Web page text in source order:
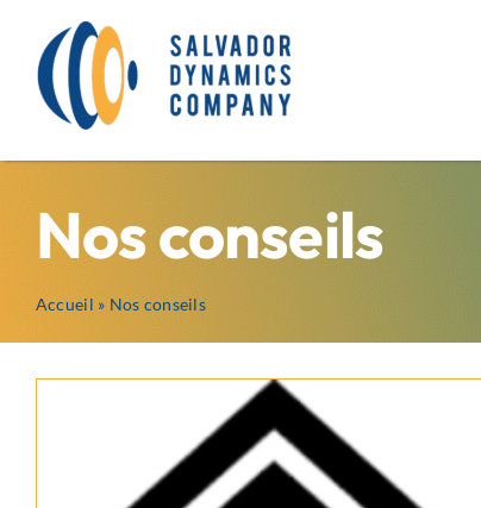
contenu
Nos conseils
Accueil » Nos conseils